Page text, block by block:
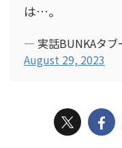
は…。
— 実話BUNKAタブ
August 29, 2023